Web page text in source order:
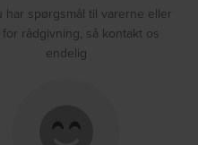
har spørgsmål til varerne eller
rådgivning, så kontakt os
endelig